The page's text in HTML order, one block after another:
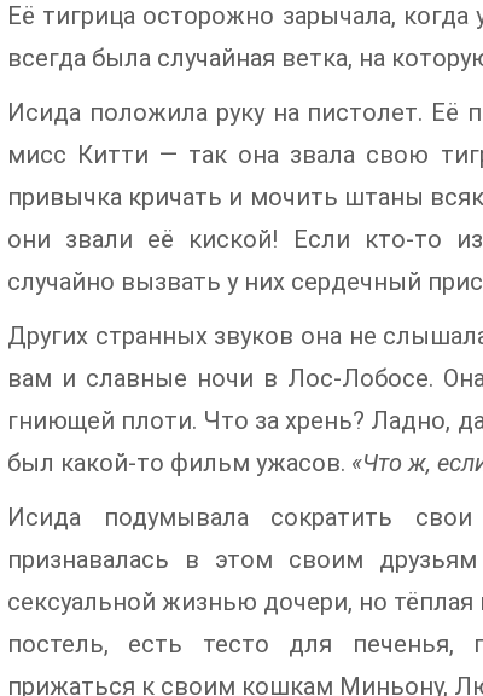
Её тигрица осторожно зарычала,
всегда была случайная ветка, на
Исида положила руку на пистолет.
мисс Китти — так она звала свою
привычка кричать и мочить штаны
они звали её киской! Если кто-то
случайно вызвать у них сердечный
Других странных звуков она не
вам и славные ночи в Лос-Лобосе.
гниющей плоти. Что за хрень? Ладно,
был какой-то фильм ужасов. «Что ж,
Исида подумывала сократить
признавалась в этом своим
сексуальной жизнью дочери, но
постель, есть тесто для
прижаться к своим кошкам Миньону,